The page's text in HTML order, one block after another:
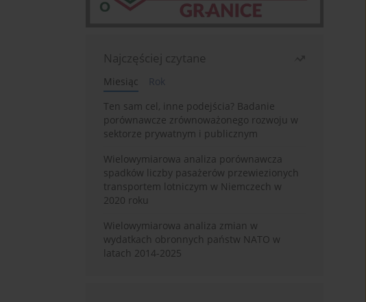
Najczęściej czytane
Miesiąc
Rok
Ten sam cel, inne podejścia? Badanie
porównawcze zrównoważonego rozwoju w
sektorze prywatnym i publicznym
Wielowymiarowa analiza porównawcza
spadków liczby pasażerów przewiezionych
transportem lotniczym w Niemczech w
2020 roku
Wielowymiarowa analiza zmian w
wydatkach obronnych państw NATO w
latach 2014-2025